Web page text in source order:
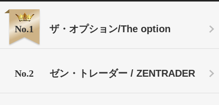
No.1 ザ・オプション/The option
No.2 ゼン・トレーダー / ZENTRADER